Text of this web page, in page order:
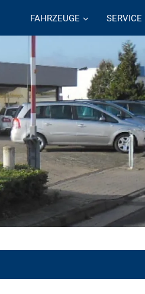
FAHRZEUGE SERVICE